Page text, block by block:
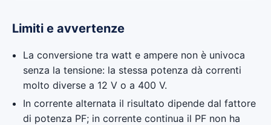
Limiti e avvertenze
La conversione tra watt e ampere non è univoca
senza la tensione: la stessa potenza dà correnti
molto diverse a 12 V o a 400 V.
In corrente alternata il risultato dipende dal fattore
di potenza PF; in corrente continua il PF non ha